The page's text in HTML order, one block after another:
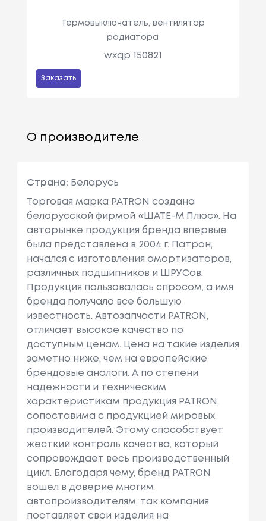
Термовыключатель, вентилятор
радиатора
wxqp 150821
Заказать
О производителе
Страна: Беларусь
Торговая марка PATRON создана
белорусской фирмой «ШАТЕ-М Плюс». На
авторынке продукция бренда впервые
была представлена в 2004 г. Патрон,
начался с изготовления амортизаторов,
различных подшипников и ШРУСов.
Продукция пользовалась спросом, а имя
бренда получало все большую
известность. Автозапчасти PATRON,
отличает высокое качество по
доступным ценам. Цена на такие изделия
заметно ниже, чем на европейские
брендовые аналоги. А по степени
надежности и техническим
характеристикам продукция PATRON,
сопоставима с продукцией мировых
производителей. Этому способствует
жесткий контроль качества, который
сопровождает весь производственный
цикл. Благодаря чему, бренд PATRON
вошел в доверие многим
автопроизводителям, так компания
поставляет свои изделия на